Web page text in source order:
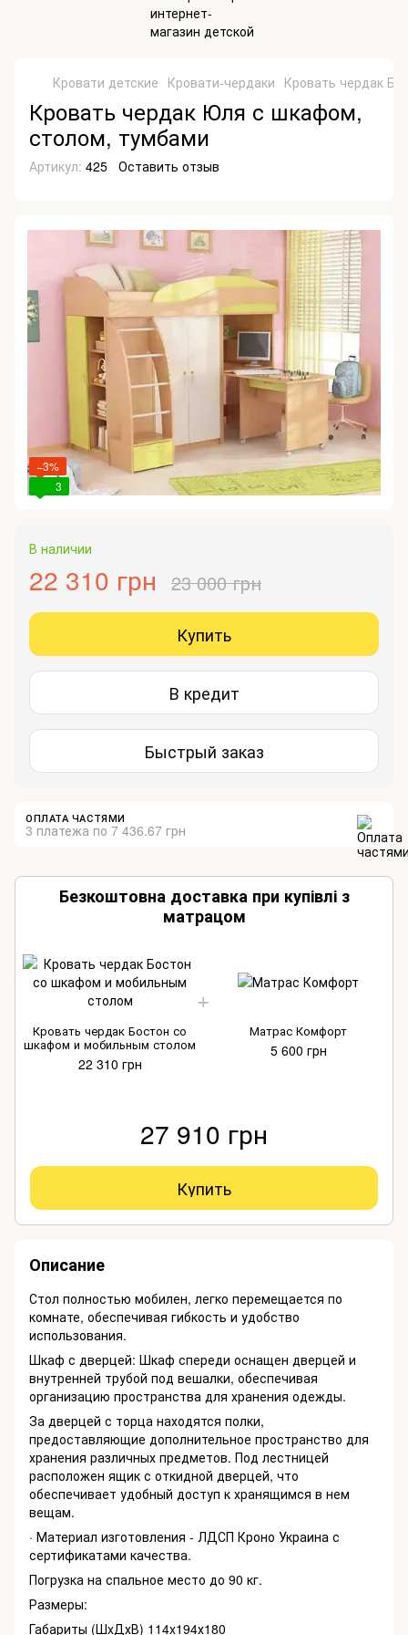
Кровати детские Кровати-чердаки Кровать чердак
Кровать чердак Юля с шкафом,
столом, тумбами
Артикул: 425 Оставить отзыв
−3%
3
В наличии
22 310 грн 23 000 грн
Купить
В кредит
Быстрый заказ
ОПЛАТА ЧАСТЯМИ
3 платежа по 7 436.67 грн
Безкоштовна доставка при купівлі з
матрацом
Кровать чердак Бостон со
шкафом и мобильным столом
22 310 грн
Матрас Комфорт
5 600 грн
27 910 грн
Купить
Описание
Стол полностью мобилен, легко перемещается по
комнате, обеспечивая гибкость и удобство
использования.
Шкаф с дверцей: Шкаф спереди оснащен дверцей и
внутренней трубой под вешалки, обеспечивая
организацию пространства для хранения одежды.
За дверцей с торца находятся полки,
предоставляющие дополнительное пространство для
хранения различных предметов. Под лестницей
расположен ящик с откидной дверцей, что
обеспечивает удобный доступ к хранящимся в нем
вещам.
· Материал изготовления - ЛДСП Кроно Украина с
сертификатами качества.
Погрузка на спальное место до 90 кг.
Размеры:
Габариты (ШxДхВ) 114x194х180